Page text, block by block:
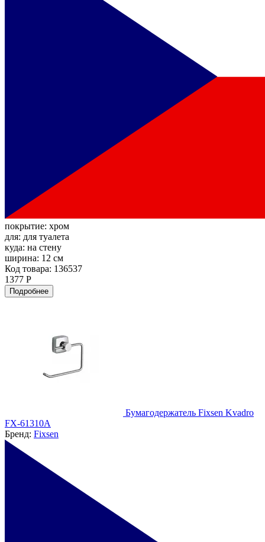
покрытие: хром
для: для туалета
куда: на стену
ширина: 12 см
Код товара: 136537
1377 Р
Подробнее
Бумагодержатель Fixsen Kvadro
FX-61310A
Бренд: Fixsen